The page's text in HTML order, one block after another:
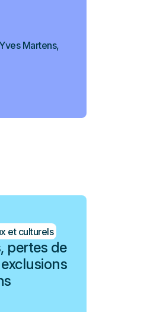
Martens,
et culturels
pertes de